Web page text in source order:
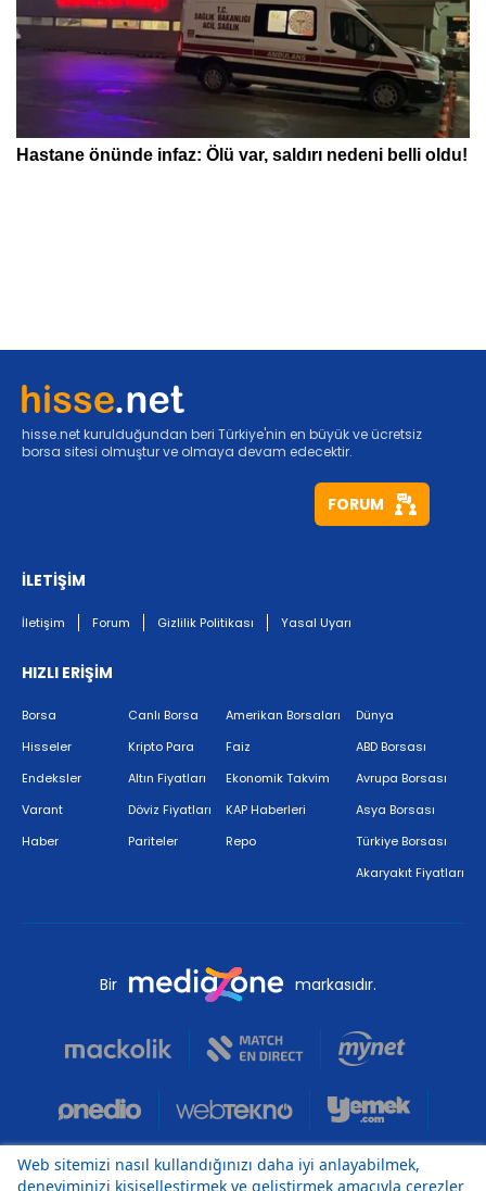
hisse.net kurulduğundan beri Türkiye'nin en büyük ve ücretsiz
borsa sitesi olmuştur ve olmaya devam edecektir.
FORUM
İLETİŞİM
İletişim Forum Gizlilik Politikası Yasal Uyarı
HIZLI ERİŞİM
Borsa
Hisseler
Endeksler
Varant
Haber
Canlı Borsa
Kripto Para
Altın Fiyatları
Döviz Fiyatları
Pariteler
Amerikan Borsaları
Faiz
Ekonomik Takvim
KAP Haberleri
Repo
Dünya
ABD Borsası
Avrupa Borsası
Asya Borsası
Türkiye Borsası
Akaryakıt Fiyatları
Bir markasıdır.